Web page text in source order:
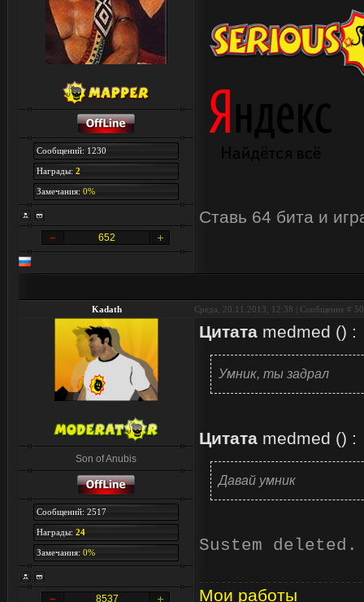
Сообщений: 1230
Награды: 2
Замечания: 0%
652
Ставь 64 бита и
Kadath Среда, 20.11.2013, 12:38 | Сообщение # 50
Son of Anubis
Сообщений: 2517
Награды: 24
Замечания: 0%
8537
Цитата medmed () :
Умник, ты задрал
Цитата medmed () :
Давай умник
Sustem
Мои работы